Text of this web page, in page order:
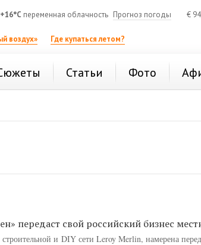
+16°C переменная облачность Прогноз погоды €
воздух» Где купаться летом?
Статьи Фото
передаст свой российский бизнес
и DIY сети Leroy Merlin, намерена